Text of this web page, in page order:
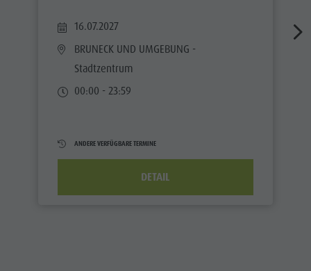
UNESCO
SEHENSWÜRDIGKEITEN
FAMILIE &
KINDER
Events
Wellness
Naturparks
Das Pustertal
Südtirol
Guide A-Z
16.07.2027
BRUNECK UND UMGEBUNG -
Stadtzentrum
00:00 - 23:59
ANDERE VERFÜGBARE TERMINE
DETAIL